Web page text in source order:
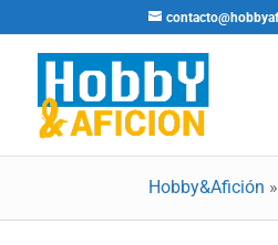
Hobby&Afición